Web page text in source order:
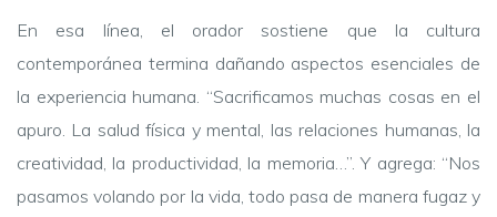
En esa línea, el orador sostiene que la cultura
contemporánea termina dañando aspectos esenciales de
la experiencia humana. “Sacrificamos muchas cosas en el
apuro. La salud física y mental, las relaciones humanas, la
creatividad, la productividad, la memoria…”. Y agrega: “Nos
pasamos volando por la vida, todo pasa de manera fugaz y